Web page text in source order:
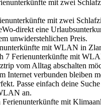
mit zwei
mit zwei
direkt eine
unwiderstehlichen Preis.
mit WLAN in
7 Ferienunterkünfte mit
vom Alltag abschalten
Internet verbunden bleiben
Passe einfach deine
an.
Ferienunterkünfte mit